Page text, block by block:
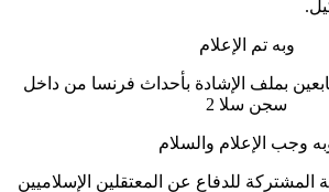
وبه تم الإعلام
متابعين بملف الإشادة بأحداث فرنسا من داخل
سجن سلا 2
وجب الإعلام والسلام
المشتركة للدفاع عن المعتقلين الإسلاميين